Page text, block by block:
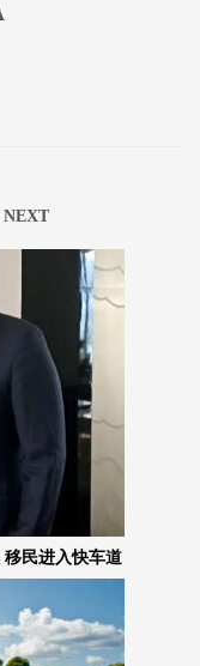
NEXT
民进入快车道